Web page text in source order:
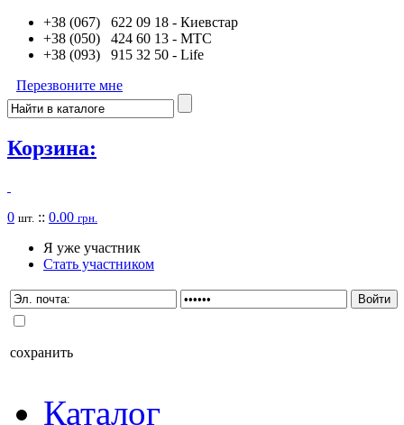
+38 (067) 622 09 18 - Киевстар
+38 (050) 424 60 13 - MTC
+38 (093) 915 32 50 - Life
Перезвоните мне
Корзина:
0 шт. :: 0.00 грн.
Я уже участник
Стать участником
сохранить
Каталог